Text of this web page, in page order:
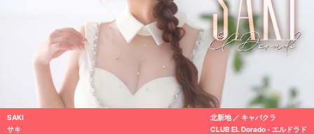
SAKI
サキ
北新地 ／ キャバクラ
CLUB EL Dorado - エルドラド